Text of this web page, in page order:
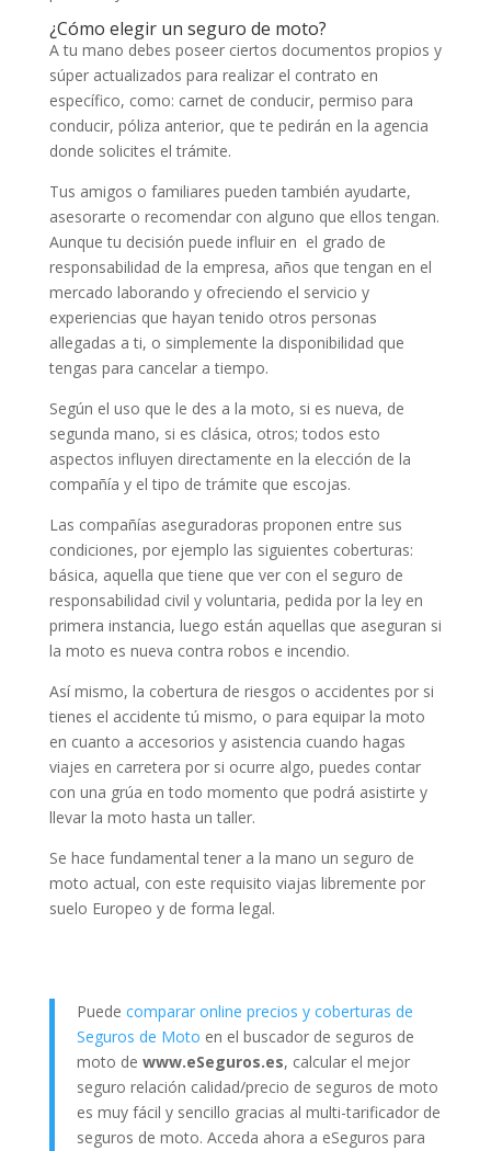
¿Cómo elegir un seguro de moto?
A tu mano debes poseer ciertos documentos propios y
súper actualizados para realizar el contrato en
específico, como: carnet de conducir, permiso para
conducir, póliza anterior, que te pedirán en la agencia
donde solicites el trámite.
Tus amigos o familiares pueden también ayudarte,
asesorarte o recomendar con alguno que ellos tengan.
Aunque tu decisión puede influir en el grado de
responsabilidad de la empresa, años que tengan en el
mercado laborando y ofreciendo el servicio y
experiencias que hayan tenido otros personas
allegadas a ti, o simplemente la disponibilidad que
tengas para cancelar a tiempo.
Según el uso que le des a la moto, si es nueva, de
segunda mano, si es clásica, otros; todos esto
aspectos influyen directamente en la elección de la
compañía y el tipo de trámite que escojas.
Las compañías aseguradoras proponen entre sus
condiciones, por ejemplo las siguientes coberturas:
básica, aquella que tiene que ver con el seguro de
responsabilidad civil y voluntaria, pedida por la ley en
primera instancia, luego están aquellas que aseguran si
la moto es nueva contra robos e incendio.
Así mismo, la cobertura de riesgos o accidentes por si
tienes el accidente tú mismo, o para equipar la moto
en cuanto a accesorios y asistencia cuando hagas
viajes en carretera por si ocurre algo, puedes contar
con una grúa en todo momento que podrá asistirte y
llevar la moto hasta un taller.
Se hace fundamental tener a la mano un seguro de
moto actual, con este requisito viajas libremente por
suelo Europeo y de forma legal.
Puede comparar online precios y coberturas de
Seguros de Moto en el buscador de seguros de
moto de www.eSeguros.es, calcular el mejor
seguro relación calidad/precio de seguros de moto
es muy fácil y sencillo gracias al multi-tarificador de
seguros de moto. Acceda ahora a eSeguros para